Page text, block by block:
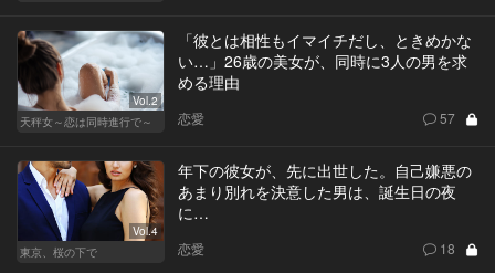
Vol.2
天秤女～恋は同時進行で～
「彼とは相性もイマイチだし、ときめかな
い…」26歳の美女が、同時に3人の男を求
める理由
恋愛 57
Vol.4
東京、桜の下で
年下の彼女が、先に出世した。自己嫌悪の
あまり別れを決意した男は、誕生日の夜
に…
恋愛 18